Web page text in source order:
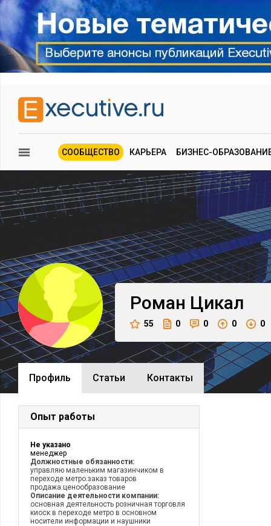
СООБЩЕСТВО КАРЬЕРА БИЗНЕС-
Роман Цикал
55 0 0 0 0
Профиль Cтатьи Контакты
Опыт работы
Не указано
менеджер
Должностные обязанности:
управляю маленьким магазинчиком в
переходе метро.заказ товаров
продажа.ценообразование
Описание деятельности компании:
основная деятельность розничная торговля
киоск в переходе метро в основном
носители информации и наушники